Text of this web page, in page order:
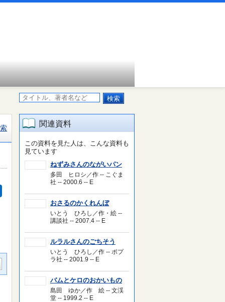
関連資料
この資料を見た人は、こんな資料も
見ています
ねずみさんのながいパン
多田 ヒロシ／作 -- こぐま
社 -- 2000.6 -- E
おさるのかくれんぼ
いとう ひろし／作・絵 --
講談社 -- 2007.4 -- E
ルラルさんのごちそう
いとう ひろし／作 -- ポプ
ラ社 -- 2001.9 -- E
バムとケロのおかいもの
島田 ゆか／作 絵 -- 文渓
堂 -- 1999.2 -- E